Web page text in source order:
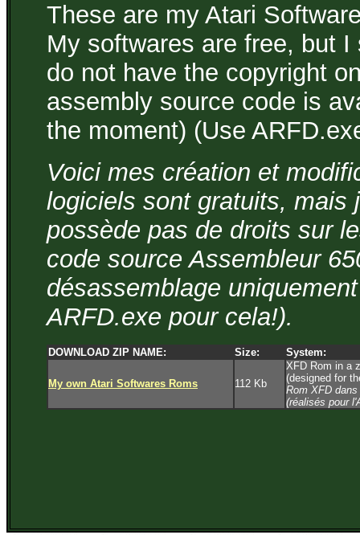
These are my Atari
My softwares are free, but
do not have the copyright
assembly source code is
the moment) (Use
Voici mes création et
logiciels sont gratuits, mais
possède pas de droits sur
code source Assembleur
désassemblage
ARFD.exe pour cela!).
DOWNLOAD ZIP NAME: Size: System:
My own Atari Softwares Roms 112 Kb
XFD Rom in a
(designed for
Rom XFD
(réalisés pour